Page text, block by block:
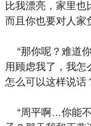
比我漂亮，家里也
而且你也要对人家
“那你呢？难道
用顾虑我了，我怎
怎么可以这样说话
“周平啊…你能不